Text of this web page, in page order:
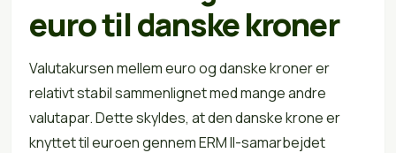
euro til danske kroner
Valutakursen mellem euro og danske kroner er
relativt stabil sammenlignet med mange andre
valutapar. Dette skyldes, at den danske krone er
knyttet til euroen gennem ERM II-samarbejdet